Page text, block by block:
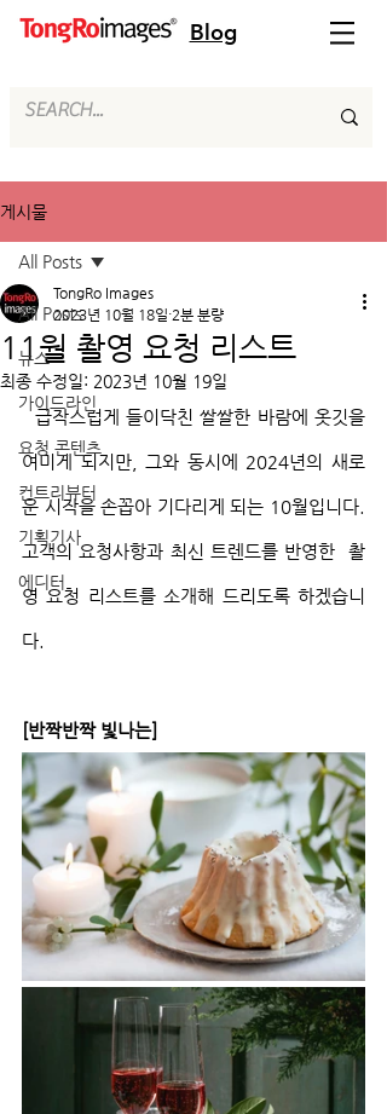
Blog
게시물
All Posts
뉴스
가이드라인
요청 콘텐츠
컨트리뷰터
기획기사
에디터
All Posts
11월 촬영 요청 리스트
TongRo Images
2023년 10월 18일 2분 분량
최종 수정일: 2023년 10월 19일
  급작스럽게 들이닥친 쌀쌀한 바람에 옷깃을
여미게 되지만, 그와 동시에 2024년의 새로
운 시작을 손꼽아 기다리게 되는 10월입니다.
고객의 요청사항과 최신 트렌드를 반영한  촬
영 요청 리스트를 소개해 드리도록 하겠습니
다.
[반짝반짝 빛나는]